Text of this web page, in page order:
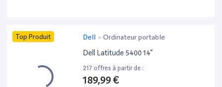
Top Produit Dell - Ordinateur portable
Dell Latitude 5400 14”
217 offres à partir de :
189,99 €